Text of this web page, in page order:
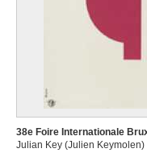
38e Foire Internationale
Julian Key (Julien Keymolen)